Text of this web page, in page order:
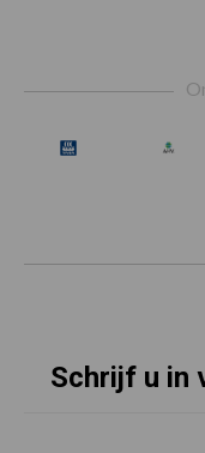
Schrijf u in